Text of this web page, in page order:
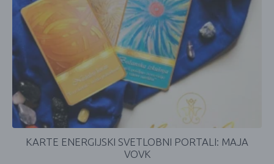
KARTE ENERGIJSKI SVETLOBNI PORTALI: MAJA
VOVK